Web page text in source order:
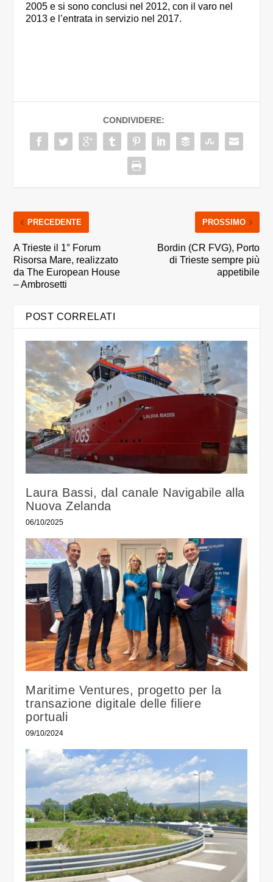
2005 e si sono conclusi nel 2012, con il varo nel
2013 e l’entrata in servizio nel 2017.
CONDIVIDERE:
PRECEDENTE
A Trieste il 1° Forum
Risorsa Mare, realizzato
da The European House
– Ambrosetti
PROSSIMO
Bordin (CR FVG), Porto
di Trieste sempre più
appetibile
POST CORRELATI
Laura Bassi, dal canale Navigabile alla
Nuova Zelanda
06/10/2025
Maritime Ventures, progetto per la
transazione digitale delle filiere
portuali
09/10/2024